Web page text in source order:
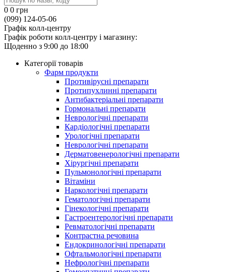
0 0 грн
(099) 124-05-06
Графік колл-центру
Графік роботи колл-центру і магазину:
Щоденно з 9:00 до 18:00
Категорії товарів
Фарм продукти
Противірусні препарати
Протипухлинні препарати
Антибактеріальні препарати
Гормональні препарати
Неврологічні препарати
Кардіологічні препарати
Урологічні препарати
Неврологічні препарати
Дерматовенерологічні препарати
Хірургічні препарати
Пульмонологічні препарати
Вітаміни
Наркологічні препарати
Гематологічні препарати
Гінекологічні препарати
Гастроентерологічні препарати
Ревматологічні препарати
Контрастна речовина
Eндокринологічні препарати
Офтальмологічні препарати
Нефрологічні препарати